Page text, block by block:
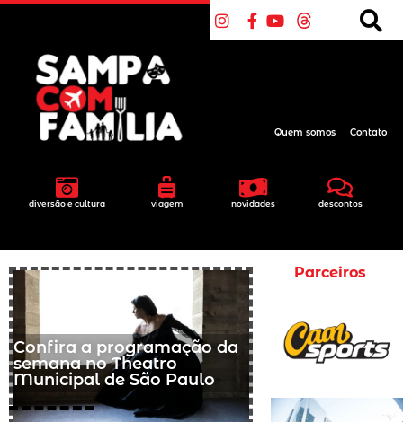
diversão e cultura viagem novidades descontos
Quem somos Contato
Confira a programação da
semana no Theatro
Municipal de São Paulo
Parceiros